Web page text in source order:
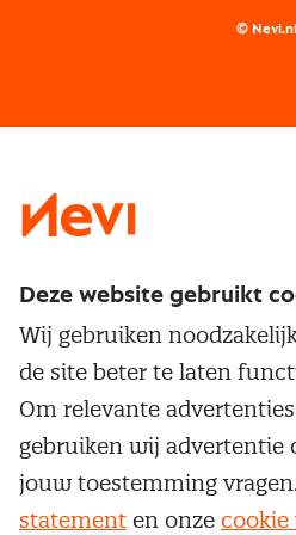
Nevi 2
© Nevi.nl
Deze website gebruikt
Wij gebruiken
de site beter te laten
Om relevante
gebruiken wij advertentie
jouw toestemming
statement en onze cookie